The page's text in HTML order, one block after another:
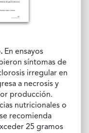
En ensayos
síntomas de
irregular en
a necrosis y
producción.
nutricionales o
recomienda
25 gramos